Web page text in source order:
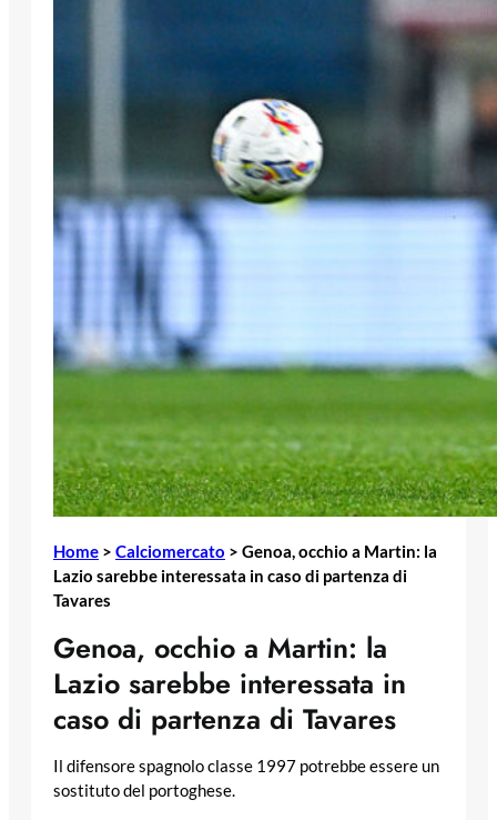
Home > Calciomercato > Genoa, occhio a Martin: la
Lazio sarebbe interessata in caso di partenza di
Tavares
Genoa, occhio a Martin: la
Lazio sarebbe interessata in
caso di partenza di Tavares
Il difensore spagnolo classe 1997 potrebbe essere un
sostituto del portoghese.